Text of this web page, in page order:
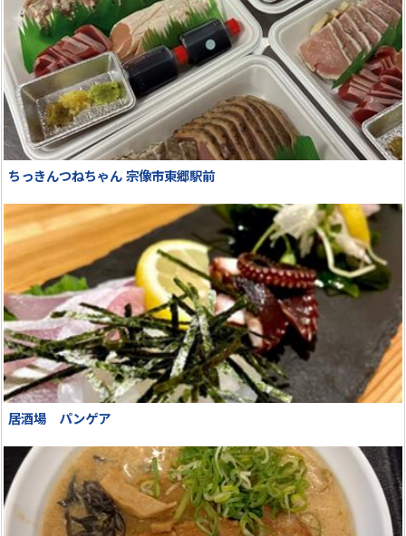
ちっきんつねちゃん 宗像市東郷駅前
居酒場 パンゲア